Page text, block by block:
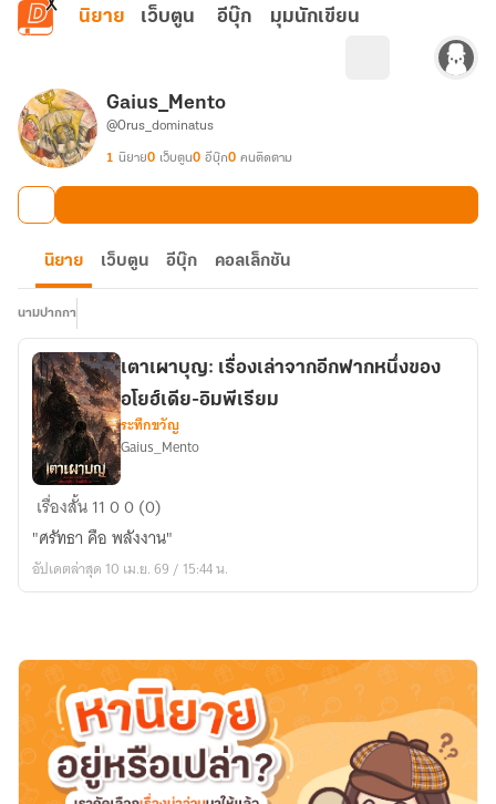
ข้ามไปยังเนื้อหาหลัก
นิยาย เว็บตูน อีบุ๊ก มุมนักเขียน
Gaius_Mento
@Orus_dominatus
1 นิยาย0 เว็บตูน0 อีบุ๊ก0 คนติดตาม
นิยาย เว็บตูน อีบุ๊ก คอลเล็กชัน
นามปากกา
เตา
เผา
บุญ:
เรื่อง
อีก
ฟาก
หนึ่ง
ของ
อ
โยฮ์
เตาเผาบุญ: เรื่องเล่าจากอีกฟากหนึ่งของ
อโยฮ์เดีย-อิมพีเรียม
ระทึกขวัญ
Gaius_Mento
เรื่องสั้น1100 (0)
"ศรัทธา คือ พลังงาน"
อัปเดตล่าสุด 10 เม.ย. 69 / 15:44 น.